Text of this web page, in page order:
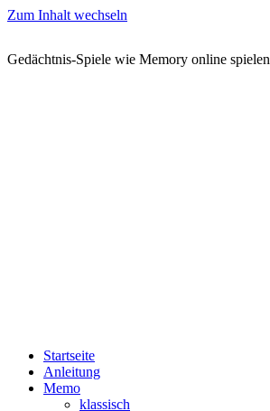
Zum Inhalt wechseln
Gedächtnis-Spiele wie Memory online spielen
Startseite
Anleitung
Memo
klassisch